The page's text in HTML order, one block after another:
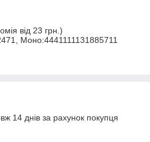
від 23 грн.)
Моно:4441111131885711
14 днів за рахунок покупця